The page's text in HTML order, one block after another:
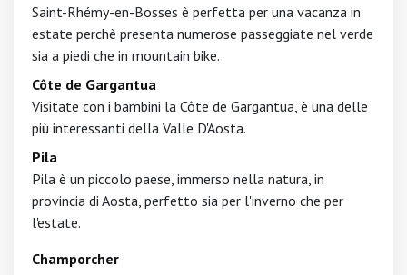
Saint-Rhémy-en-Bosses è perfetta per una vacanza in
estate perchè presenta numerose passeggiate nel verde
sia a piedi che in mountain bike.
Côte de Gargantua
Visitate con i bambini la Côte de Gargantua, è una delle
più interessanti della Valle D'Aosta.
Pila
Pila è un piccolo paese, immerso nella natura, in
provincia di Aosta, perfetto sia per l'inverno che per
l'estate.
Champorcher